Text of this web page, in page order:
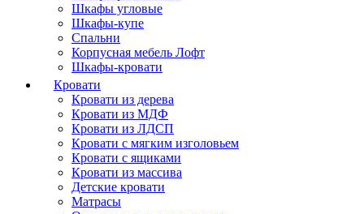
Шкафы угловые
Шкафы-купе
Спальни
Корпусная мебель Лофт
Шкафы-кровати
Кровати
Кровати из дерева
Кровати из МДФ
Кровати из ЛДСП
Кровати с мягким изголовьем
Кровати с ящиками
Кровати из массива
Детские кровати
Матрасы